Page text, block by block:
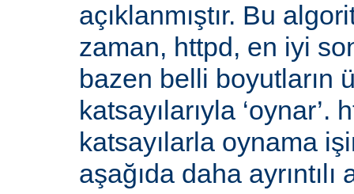
açıklanmıştır. Bu
zaman, httpd, en iyi
bazen belli boyutların
katsayılarıyla ‘oynar’.
katsayılarla oynama
aşağıda daha ayrıntılı